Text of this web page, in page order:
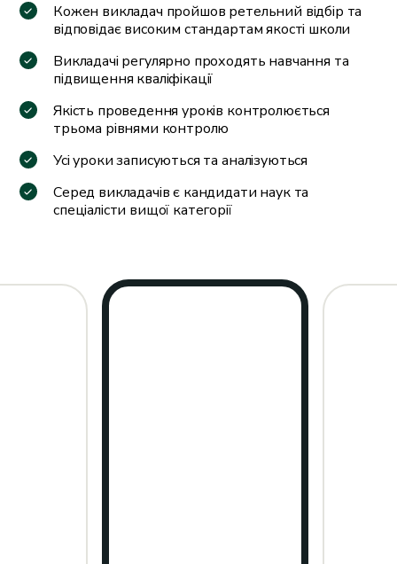
Кожен викладач пройшов ретельний відбір та
відповідає високим стандартам якості школи
Викладачі регулярно проходять навчання та
підвищення кваліфікації
Якість проведення уроків контролюється
трьома рівнями контролю
Усі уроки записуються та аналізуються
Серед викладачів є кандидати наук та
спеціалісти вищої категорії